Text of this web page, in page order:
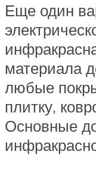
Еще один
материала
любые
плитку,
Основные